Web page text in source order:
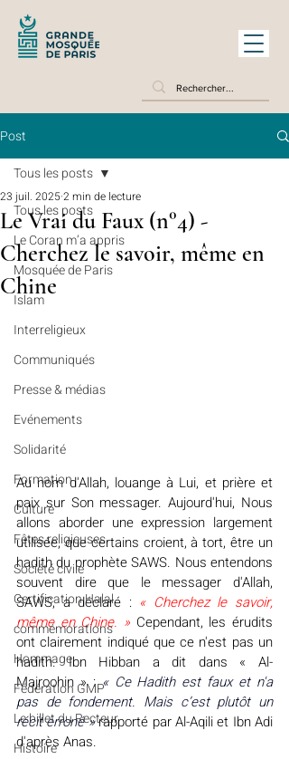
Post
Tous les posts
Le Coran m’a appris
Mosquée de Paris
Islam
Interreligieux
Communiqués
Presse & médias
Evénements
Solidarité
Formation
Culture
Fêtes religieuses
Société civile
Certification Halal
commémorations
Hommage
Fédération GMP
Le billet du Recteur
Histoire
Tous les posts
Le Vrai du Faux (n°4) -
Cherchez le savoir, même en
Chine
23 juil. 20252 min de lecture
Au nom d'Allah, louange à Lui, et prière et
paix sur Son messager. Aujourd'hui, Nous
allons aborder une expression largement
utilisée, que certains croient, à tort, être un
hadith du prophète SAWS. Nous entendons
souvent dire que le messager d'Allah,
SAWS, a déclaré : « Cherchez le savoir,
même en Chine. » Cependant, les érudits
ont clairement indiqué que ce n'est pas un
hadith. Ibn Hibban a dit dans « Al-
Majroohin » : « Ce Hadith est faux et n'a
pas de fondement. Mais c’est plutôt un
récit erroné »rapporté par Al-Aqili et Ibn Adi
d'après Anas.